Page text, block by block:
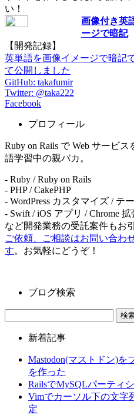
い！
画像付き英
ージで暗記
【開発記録】
英単語を画像イメージで暗記
て公開しました
GitHub: takafumir
Twitter: @taka222
Facebook
プロフィール
Ruby on Rails で Web サービ
語学習中の親バカ。
- Ruby / Ruby on Rails
- PHP / CakePHP
- WordPress カスタマイズ / テ
- Swift / iOS アプリ / Chrome 拡
など開発業務の受託案件もお
ご依頼、ご相談はお問い合わ
す。お気軽にどうぞ！
ブログ検索
新着記事
Mastodon(マストドン)を
を作った
RailsでMySQLパーティ
Vimでカーソル下の文字
定